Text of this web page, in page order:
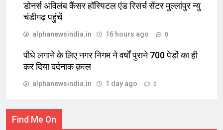
डोनर्स अविलंब कैंसर हॉस्पिटल एंड रिसर्च सेंटर मुल्लांपुर न्यु
चंडीगढ़ पहुंचें
alphanewsindia.in 16 hours ago 0
पौधे लगाने के लिए नगर निगम ने वर्षों पुराने 700 पेड़ों का ही
कर दिया दर्दनाक क़त्ल
alphanewsindia.in 1 day ago 0
Find Me On